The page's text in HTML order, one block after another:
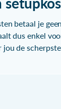
betaal je
dus enkel
de